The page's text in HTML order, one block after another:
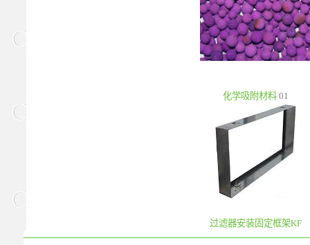
化学吸附材料01
过滤器安装固定框架KF